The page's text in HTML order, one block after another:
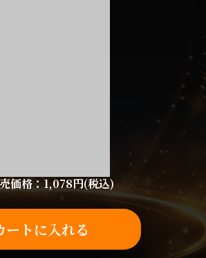
価格：1,078円(税込)
ートに入れる